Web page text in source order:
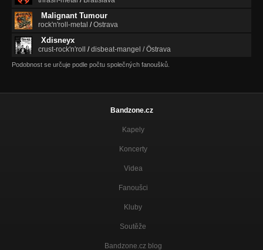
Malignant Tumour
rock'n'roll-metal /Ostrava
Xdisneyx
crust-rock'n'roll /disbeat-mangel / Östrava
Podobnost se určuje podle počtu společných fanoušků.
Bandzone.cz
Kapely
Koncerty
Videa
Fanoušci
Kluby
Soutěže
Bandzone.cz blog